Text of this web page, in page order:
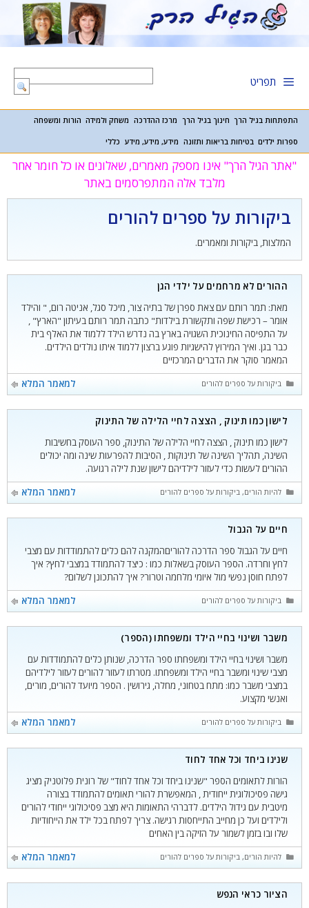
לתוכן
תפריט
התפתחות בגיל הרך חינוך בגיל הרך מרכז ההדרכה משחק ולמידה הורות ומשפחה
ספרות ילדים בטיחות בריאות ותזונה מידע, מידע, מידע כללי
"אתר הגיל הרך" אינו מספק מאמרים, שאלונים או כל חומר אחר
מלבד אלה המתפרסמים באתר
ביקורות על ספרים להורים
המלצות, ביקורות ומאמרים.
ההורים לא מרחמים על ילדי הגן
מאת: תמר רותם עם צאת ספרן של בתיה צור, מיכל סגל, אניטה רום, " והילד
אומר – רכישת שפה ותקשורת בילדות" כתבה תמר רותם בעיתון "הארץ" ,
על התפיסה החינוכית השגויה בארץ בה נדרש הילד ללמוד את האלף בית
כבר בגן. ואיך המירוץ להישגיות פוגע ברצון ללמוד איתו נולדים הילדים.
המאמר סוקר את הדברים המרכזיים
למאמר המלא
קטגוריות
ביקורות על ספרים להורים
לישון כמו תינוק , הצצה לחיי הלילה של התינוק
לישון כמו תינוק , הצצה לחיי הלילה של התינוק, ספר העוסק בחשיבות
השינה, תהליך השינה של תינוקות , הסיבות להפרעות שינה ומה יכולים
ההורים לעשות כדי לעזור לילדיהם לישון שנת לילה רגועה.
למאמר המלא
קטגוריות
להיות הורים,ביקורות על ספרים להורים
חיים על הגבול
חיים על הגבול ספר הדרכה להוריםהמקנה להם כלים להתמודדות עם מצבי
לחץ וחרדה. הספר העוסק בשאלות כמו : כיצד להתמודד במצבי לחץ? איך
לפתח חוסן נפשי מול איומי מלחמה וטרור? איך להתכונן לשלום?
למאמר המלא
קטגוריות
ביקורות על ספרים להורים
משבר ושינוי בחיי הילד ומשפחתו (הספר)
משבר ושינוי בחיי הילד ומשפחתו ספר הדרכה, שנותן כלים להתמודדות עם
מצבי שינוי ומשבר בחיי הילד ומשפחתו. מטרתו לעזור להורים לעזור לילדיהם
במצבי משבר כמו: מתח בטחוני, מחלה, גירושין . הספר מיועד להורים, מורים,
ואנשי מקצוע.
למאמר המלא
קטגוריות
ביקורות על ספרים להורים
שנינו ביחד וכל אחד לחוד
הורות לתאומים הספר "שנינו ביחד וכל אחד לחוד" של רונית פלוטניק מציג
גישה פסיכולוגית ייחודית , המאפשרת להורי תאומים להתמודד בצורה
מיטבית עם גידול הילדים. לדברהי התאומות היא מצב פסיכולוגי ייחודי להורים
ולילדים ועל כן מחייב התייחסות רגישה. צריך לפתח בכל ילד את הייחודיות
שלו ובו בזמן לשמור על הזיקה בין האחים
למאמר המלא
קטגוריות
להיות הורים,ביקורות על ספרים להורים
הציור כראי הנפש